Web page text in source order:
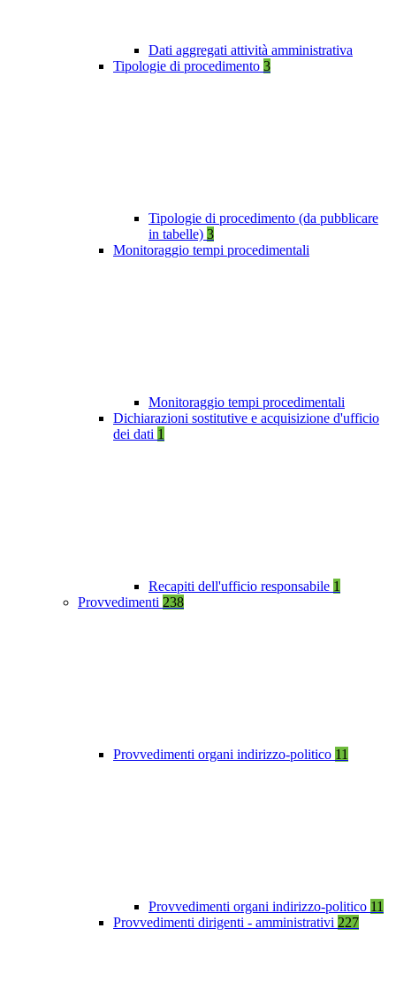
Dati aggregati attività amministrativa
Tipologie di procedimento 3
Tipologie di procedimento (da pubblicare
in tabelle) 3
Monitoraggio tempi procedimentali
Monitoraggio tempi procedimentali
Dichiarazioni sostitutive e acquisizione d'ufficio
dei dati 1
Recapiti dell'ufficio responsabile 1
Provvedimenti 238
Provvedimenti organi indirizzo-politico 11
Provvedimenti organi indirizzo-politico 11
Provvedimenti dirigenti - amministrativi 227